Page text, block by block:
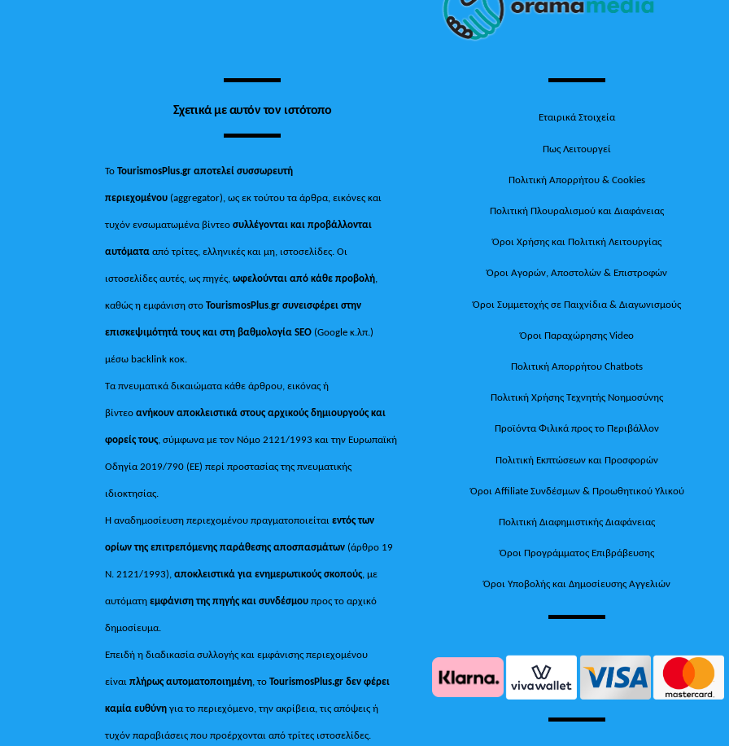
Top
Σχετικά με αυτόν τον ιστότοπο
ΤοTourismosPlus.gr αποτελεί συσσωρευτή
περιεχομένου (aggregator), ως εκ τούτου τα άρθρα, εικόνες και
τυχόν ενσωματωμένα βίντεοσυλλέγονται και προβάλλονται
αυτόματααπό τρίτες, ελληνικές και μη, ιστοσελίδες. Οι
ιστοσελίδες αυτές, ως πηγές,ωφελούνται από κάθε προβολή,
καθώς η εμφάνιση στοTourismosPlus.gr συνεισφέρει στην
επισκεψιμότητά τους και στη βαθμολογία SEO (Google κ.λπ.)
μέσω backlink κοκ.
Τα πνευματικά δικαιώματα κάθε άρθρου, εικόνας ή
βίντεοανήκουν αποκλειστικά στους αρχικούς δημιουργούς και
φορείς τους, σύμφωνα με τον Νόμο 2121/1993 και την Ευρωπαϊκή
Οδηγία 2019/790 (ΕΕ) περί προστασίας της πνευματικής
ιδιοκτησίας.
Η αναδημοσίευση περιεχομένου πραγματοποιείταιεντός των
ορίων της επιτρεπόμενης παράθεσης αποσπασμάτων (άρθρο 19
Ν. 2121/1993), αποκλειστικά για ενημερωτικούς σκοπούς, με
αυτόματηεμφάνιση της πηγής και συνδέσμου προς το αρχικό
δημοσίευμα.
Επειδή η διαδικασία συλλογής και εμφάνισης περιεχομένου
είναιπλήρως αυτοματοποιημένη, τοTourismosPlus.gr δεν φέρει
καμία ευθύνη για το περιεχόμενο, την ακρίβεια, τις απόψεις ή
τυχόν παραβιάσεις που προέρχονται από τρίτες ιστοσελίδες.
Εταιρικά Στοιχεία
Πως Λειτουργεί
Πολιτική Απορρήτου & Cookies
Πολιτική Πλουραλισμού και Διαφάνειας
Όροι Χρήσης και Πολιτική Λειτουργίας
Όροι Αγορών, Αποστολών & Επιστροφών
Όροι Συμμετοχής σε Παιχνίδια & Διαγωνισμούς
Όροι Παραχώρησης Video
Πολιτική Απορρήτου Chatbots
Πολιτική Χρήσης Τεχνητής Νοημοσύνης
Προϊόντα Φιλικά προς το Περιβάλλον
Πολιτική Εκπτώσεων και Προσφορών
Όροι Affiliate Συνδέσμων & Προωθητικού Υλικού
Πολιτική Διαφημιστικής Διαφάνειας
Όροι Προγράμματος Επιβράβευσης
Όροι Υποβολής και Δημοσίευσης Αγγελιών